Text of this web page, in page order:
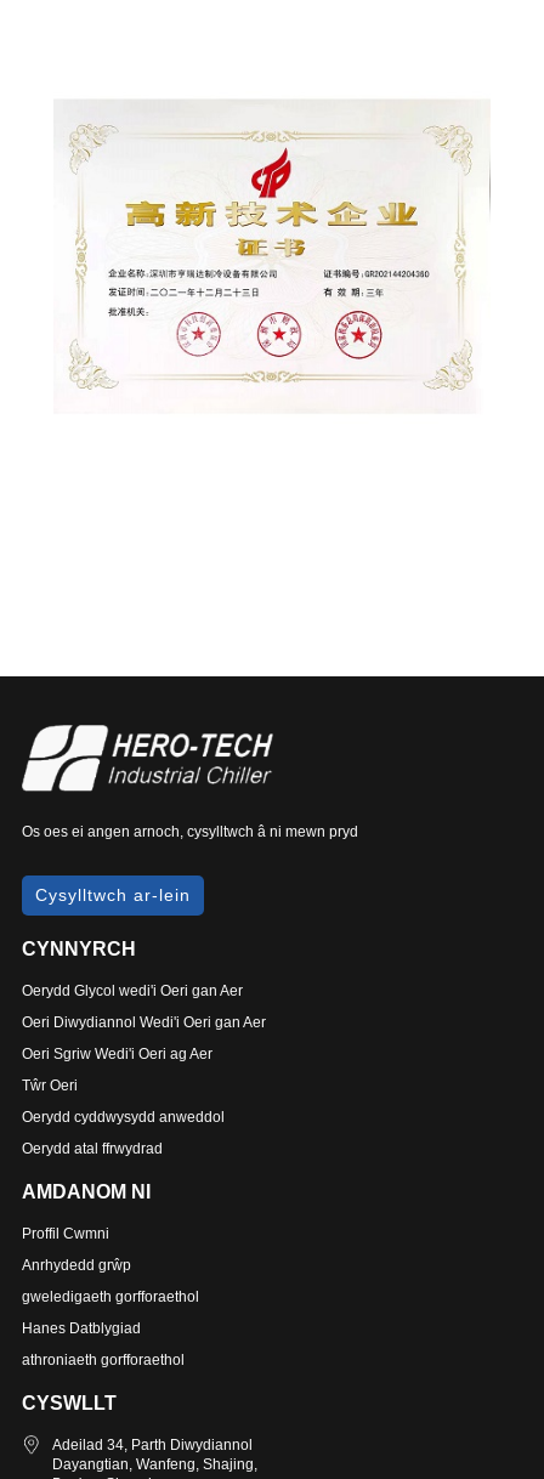
Os oes ei angen arnoch, cysylltwch â ni mewn pryd
Cysylltwch ar-lein
CYNNYRCH
Oerydd Glycol wedi'i Oeri gan Aer
Oeri Diwydiannol Wedi'i Oeri gan Aer
Oeri Sgriw Wedi'i Oeri ag Aer
Tŵr Oeri
Oerydd cyddwysydd anweddol
Oerydd atal ffrwydrad
AMDANOM NI
Proffil Cwmni
Anrhydedd grŵp
gweledigaeth gorfforaethol
Hanes Datblygiad
athroniaeth gorfforaethol
CYSWLLT
Adeilad 34, Parth Diwydiannol
Dayangtian, Wanfeng, Shajing,